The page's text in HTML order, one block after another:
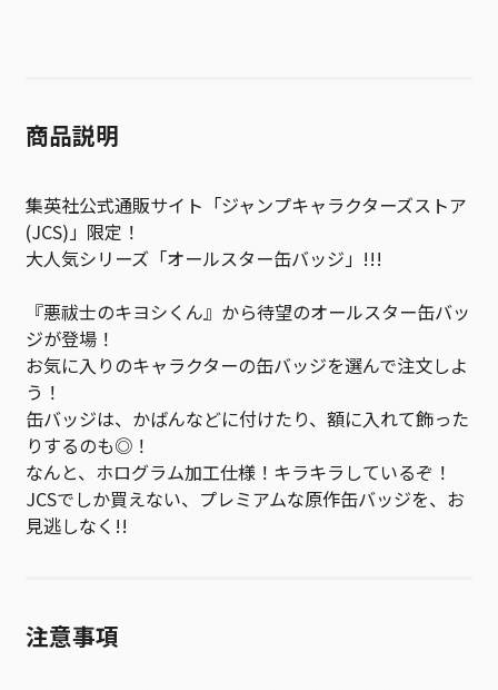
商品説明
集英社公式通販サイト「ジャンプキャラクターズストア
(JCS)」限定！
大人気シリーズ「オールスター缶バッジ」!!!
『悪祓士のキヨシくん』から待望のオールスター缶バッ
ジが登場！
お気に入りのキャラクターの缶バッジを選んで注文しよ
う！
缶バッジは、かばんなどに付けたり、額に入れて飾った
りするのも◎！
なんと、ホログラム加工仕様！キラキラしているぞ！
JCSでしか買えない、プレミアムな原作缶バッジを、お
見逃しなく!!
注意事項